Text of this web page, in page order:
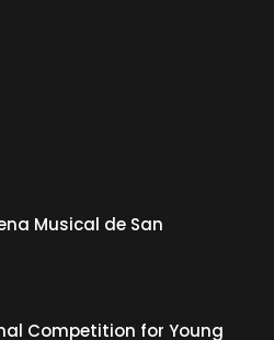
Musical de San
Competition for Young